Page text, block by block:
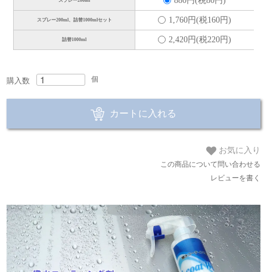
スプレー200ml、詰替1000mlセット 1,760円(税160円)
詰替1000ml 2,420円(税220円)
購入数 個
カートに入れる
お気に入り
この商品について問い合わせる
レビューを書く